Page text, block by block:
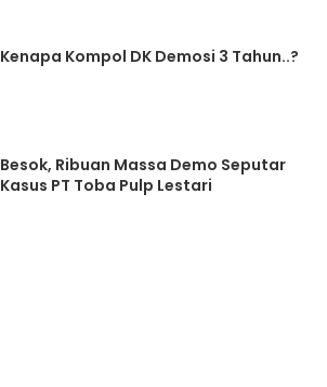
Kenapa Kompol DK Demosi 3 Tahun..?
Besok, Ribuan Massa Demo Seputar
Kasus PT Toba Pulp Lestari